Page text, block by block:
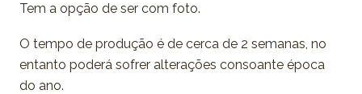
Tem a opção de ser com foto.
O tempo de produção é de cerca de 2 semanas, no
entanto poderá sofrer alterações consoante época
do ano.